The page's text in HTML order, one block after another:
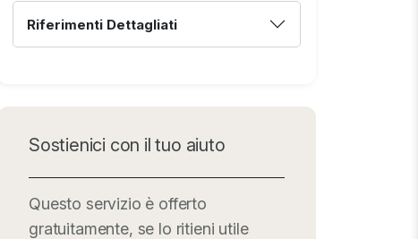
Riferimenti Dettagliati
Sostienici con il tuo aiuto
Questo servizio è offerto
gratuitamente, se lo ritieni utile